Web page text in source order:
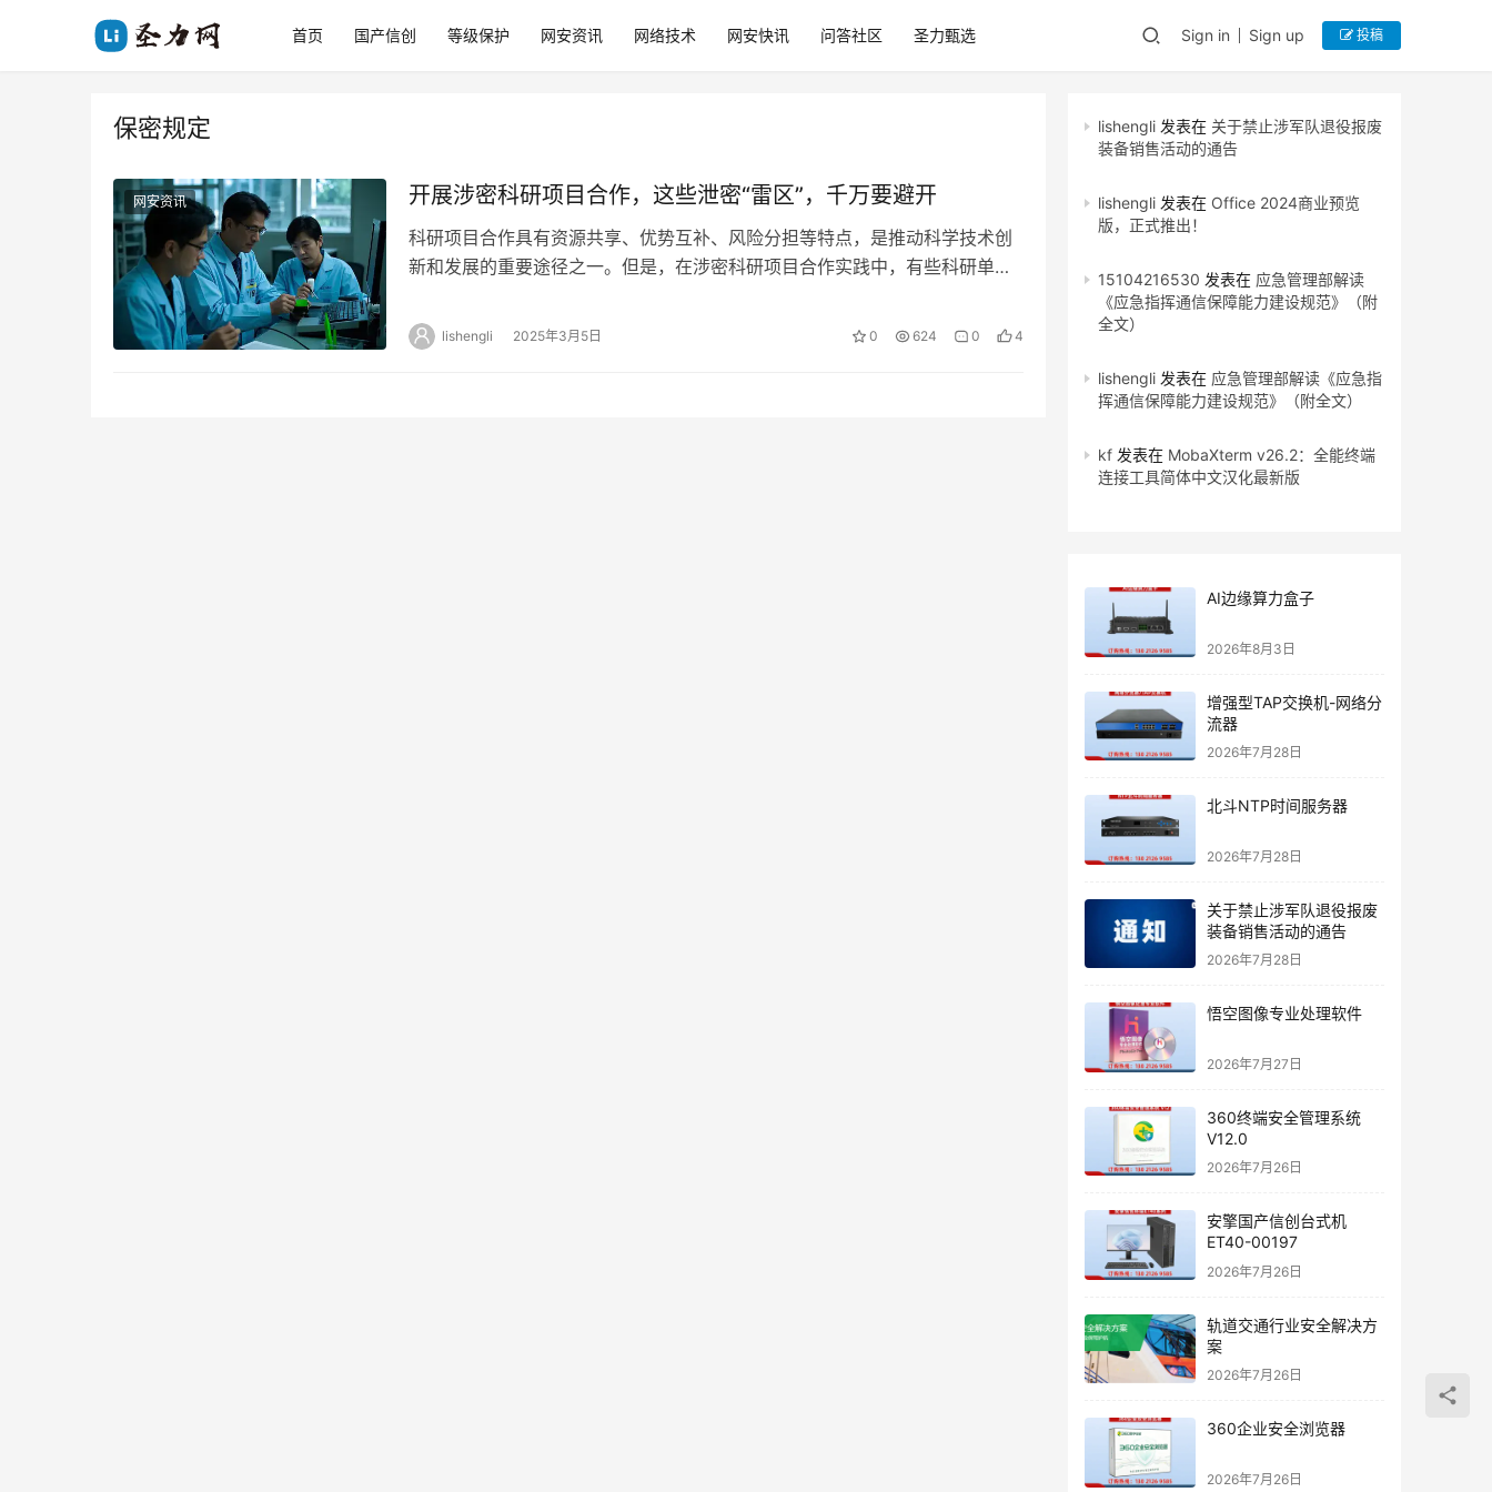
首页 国产信创 等级保护 网安资讯 网络技术 网安快讯 问答社区 圣力甄选 Sign in Sign up 投稿
保密规定
网安资讯 开展涉密科研项目合作，这些泄密“雷区”，千万要避开
科研项目合作具有资源共享、优势互补、风险分担等特点，是推动科学技术创
新和发展的重要途径之一。但是，在涉密科研项目合作实践中，有些科研单位
lishengli 2025年3月5日 0 624 0 4
lishengli 发表在 关于禁止涉军队退役报废
装备销售活动的通告
lishengli 发表在 Office 2024商业预览
版，正式推出！
15104216530 发表在 应急管理部解读
《应急指挥通信保障能力建设规范》（附
全文）
lishengli 发表在 应急管理部解读《应急指
挥通信保障能力建设规范》（附全文）
kf 发表在 MobaXterm v26.2：全能终端
连接工具简体中文汉化最新版
AI边缘算力盒子
2026年8月3日
增强型TAP交换机-网络分
流器
2026年7月28日
北斗NTP时间服务器
2026年7月28日
关于禁止涉军队退役报废
装备销售活动的通告
2026年7月28日
悟空图像专业处理软件
2026年7月27日
360终端安全管理系统
V12.0
2026年7月26日
安擎国产信创台式机
ET40-00197
2026年7月26日
轨道交通行业安全解决方
案
2026年7月26日
360企业安全浏览器
2026年7月26日